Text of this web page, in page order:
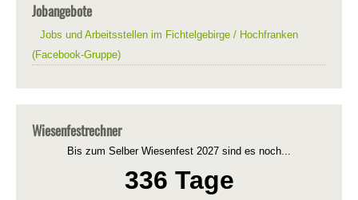
Jobangebote
Jobs und Arbeitsstellen im Fichtelgebirge / Hochfranken
(Facebook-Gruppe)
Wiesenfestrechner
Bis zum Selber Wiesenfest 2027 sind es noch...
336 Tage